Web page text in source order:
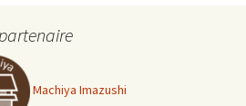
Machiya Imazushi